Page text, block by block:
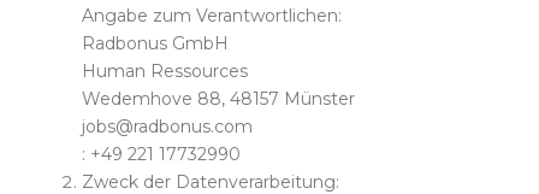
Angabe zum Verantwortlichen:
Radbonus GmbH
Human Ressources
Wedemhove 88, 48157 Münster
jobs@radbonus.com
: +49 221 17732990
Zweck der Datenverarbeitung: